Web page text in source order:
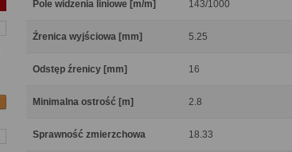
Pole widzenia liniowe [m/m] 143/1000
Źrenica wyjściowa [mm] 5.25
Odstęp źrenicy [mm] 16
Minimalna ostrość [m] 2.8
Sprawność zmierzchowa 18.33